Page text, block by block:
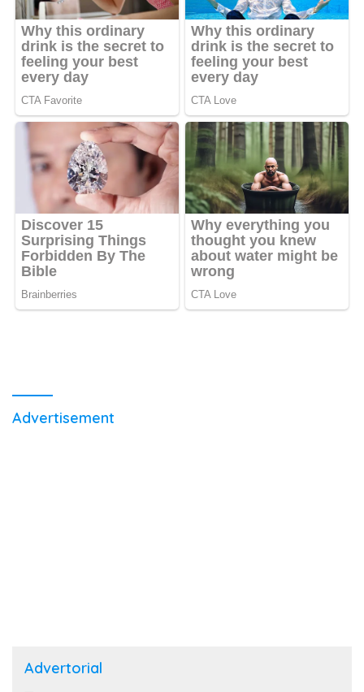
Advertisement
Advertorial